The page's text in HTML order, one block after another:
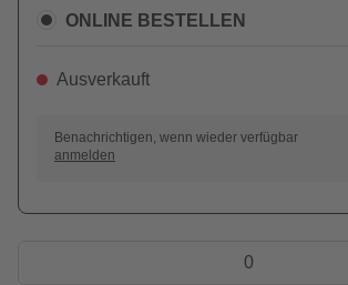
ONLINE BESTELLEN
Ausverkauft
Benachrichtigen, wenn wieder verfügbar
anmelden